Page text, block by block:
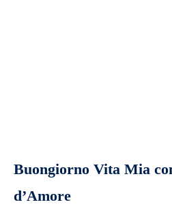
Buongiorno Vita Mia
d’Amore